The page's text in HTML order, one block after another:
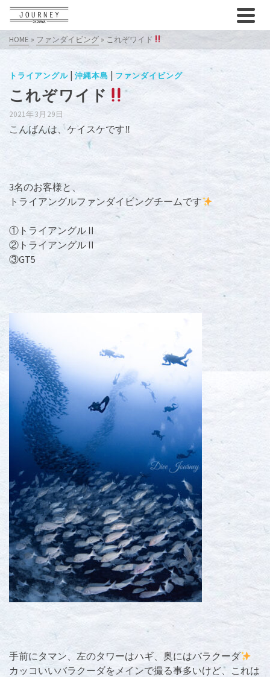
HOME » ファンダイビング » これぞワイド
トライアングル | 沖縄本島 | ファンダイビング
これぞワイド
2021年3月29日
こんばんは、ケイスケです‼︎
3名のお客様と、
トライアングルファンダイビングチームです
①トライアングルⅡ
②トライアングルⅡ
③GT5
手前にタマン、左のタワーはハギ、奥にはバラクーダ
カッコいいバラクーダをメインで撮る事多いけど、これは